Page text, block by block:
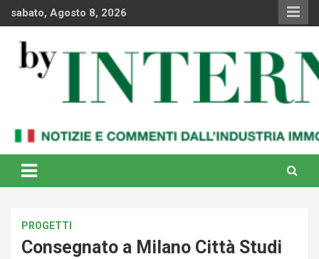
sabato, Agosto 8, 2026
By Internews
internazionale
PROGETTI
Consegnato a Milano Città Studi